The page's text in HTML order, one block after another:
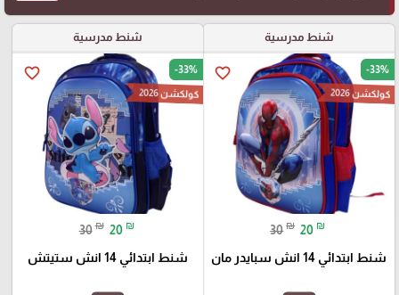
شنط مدرسية
favorite_border -33%
كولكشن 2026
30 ₪ 20 ₪
شنط ابتدائي 14 انش سبايدر مان
شنط مدرسية
favorite_border -33%
كولكشن 2026
30 ₪ 20 ₪
شنط ابتدائي 14 انش ستيتش